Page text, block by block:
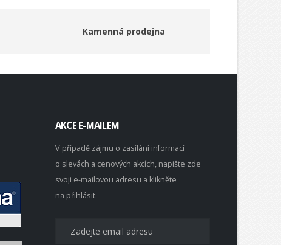
Kamenná prodejna
AKCE E-MAILEM
V případě zájmu o zasílání informací
o slevách a cenových akcích, napište zde
svoji e-mailovou adresu a klikněte
na přihlásit.